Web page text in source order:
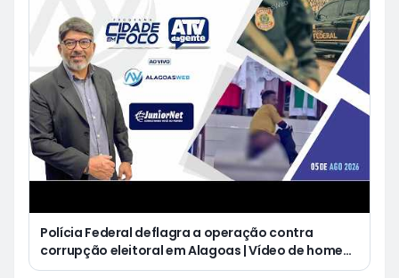
Polícia Federal deflagra a operação contra
corrupção eleitoral em Alagoas | Vídeo de homem
defecando durante missa gera revolta e